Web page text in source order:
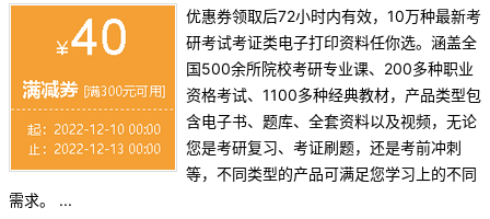
优惠券领取后72小时内有效，10万种最新考
研考试考证类电子打印资料任你选。涵盖全
国500余所院校考研专业课、200多种职业
资格考试、1100多种经典教材，产品类型包
含电子书、题库、全套资料以及视频，无论
您是考研复习、考证刷题，还是考前冲刺
等，不同类型的产品可满足您学习上的不同
需求。 ...